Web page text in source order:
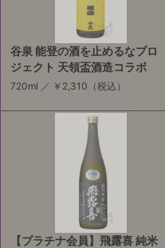
谷泉 能登の酒を止めるなプロ
ジェクト 天領盃酒造コラボ
720ml ／ ￥2,310 （税込）
【プラチナ会員】飛露喜 純米